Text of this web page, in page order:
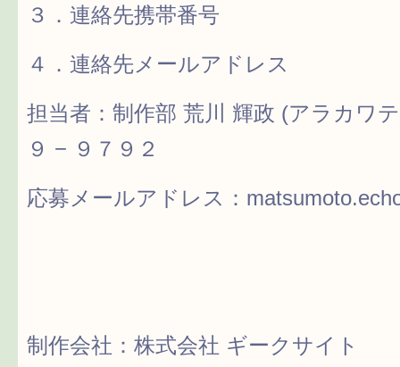
３．連絡先携帯番号
４．連絡先メールアドレス
担当者：制作部 荒川 輝政 (アラカワ
９ − ９７９２
応募メールアドレス：
制作会社：株式会社 ギークサイト